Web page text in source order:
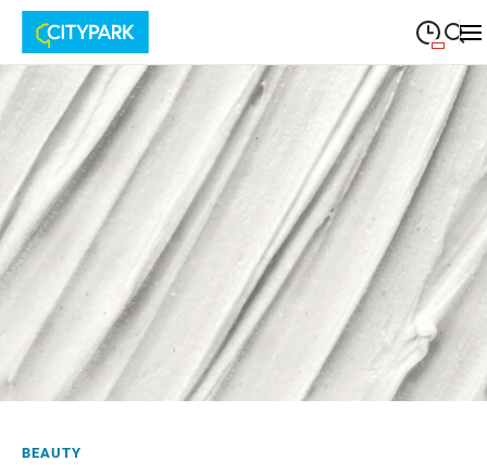
Suche schließen
Montag
MONTAG 09:00 19:30
Dienstag
DIENSTAG 09:00 19:30
Mittwoch
MITTWOCH 09:00— 19:30
Donnerstag
DONNERSTAG 09:00 19:30
Freitag
FREITAG — 19:30
Samstag
SAMSTAG 09:00—18:00
BEAUTY